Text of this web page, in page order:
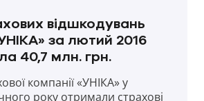
відшкодувань
за лютий 2016
40,7 млн. грн.
компанії «УНІКА» у
року отримали страхові